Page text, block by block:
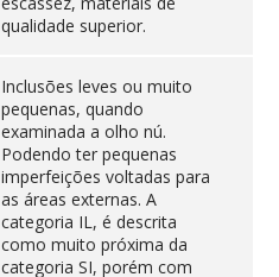
qualidade superior.
Inclusões leves ou muito
pequenas, quando
examinada a olho nú.
Podendo ter pequenas
imperfeições voltadas para
as áreas externas. A
categoria IL, é descrita
como muito próxima da
categoria SI, porém com